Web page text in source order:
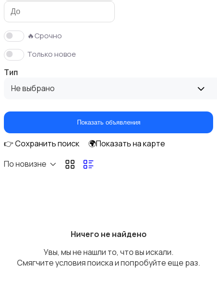
Аудиоусилители и ресиверы
Спутниковое и цифровое ТВ
🔥Срочно
Только новое
Тип
Не выбрано
Показать объявления
👉 Сохранить поиск
🌍Показать на карте
По новизне
Ничего не найдено
Увы, мы не нашли то, что вы искали.
Смягчите условия поиска и попробуйте еще раз.